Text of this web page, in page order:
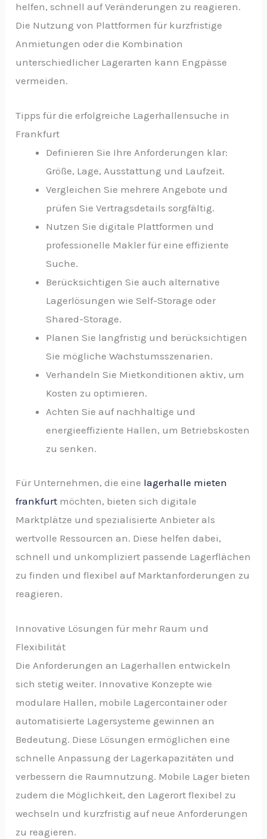
helfen, schnell auf Veränderungen zu reagieren.
Die Nutzung von Plattformen für kurzfristige
Anmietungen oder die Kombination
unterschiedlicher Lagerarten kann Engpässe
vermeiden.
Tipps für die erfolgreiche Lagerhallensuche in
Frankfurt
Definieren Sie Ihre Anforderungen klar:
Größe, Lage, Ausstattung und Laufzeit.
Vergleichen Sie mehrere Angebote und
prüfen Sie Vertragsdetails sorgfältig.
Nutzen Sie digitale Plattformen und
professionelle Makler für eine effiziente
Suche.
Berücksichtigen Sie auch alternative
Lagerlösungen wie Self-Storage oder
Shared-Storage.
Planen Sie langfristig und berücksichtigen
Sie mögliche Wachstumsszenarien.
Verhandeln Sie Mietkonditionen aktiv, um
Kosten zu optimieren.
Achten Sie auf nachhaltige und
energieeffiziente Hallen, um Betriebskosten
zu senken.
Für Unternehmen, die eine lagerhalle mieten
frankfurt möchten, bieten sich digitale
Marktplätze und spezialisierte Anbieter als
wertvolle Ressourcen an. Diese helfen dabei,
schnell und unkompliziert passende Lagerflächen
zu finden und flexibel auf Marktanforderungen zu
reagieren.
Innovative Lösungen für mehr Raum und
Flexibilität
Die Anforderungen an Lagerhallen entwickeln
sich stetig weiter. Innovative Konzepte wie
modulare Hallen, mobile Lagercontainer oder
automatisierte Lagersysteme gewinnen an
Bedeutung. Diese Lösungen ermöglichen eine
schnelle Anpassung der Lagerkapazitäten und
verbessern die Raumnutzung. Mobile Lager bieten
zudem die Möglichkeit, den Lagerort flexibel zu
wechseln und kurzfristig auf neue Anforderungen
zu reagieren.